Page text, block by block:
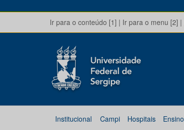
Ir para o conteúdo [1] | Ir para o menu [2] |
Institucional Campi Hospitais Ensino